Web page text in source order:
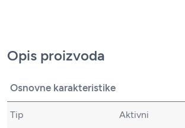
Opis proizvoda
Osnovne karakteristike
Tip Aktivni